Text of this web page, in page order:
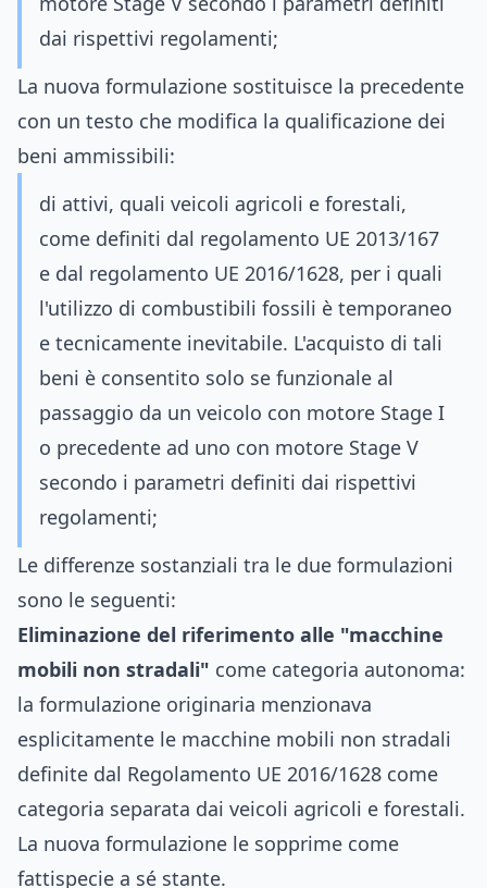
dai rispettivi regolamenti;
La nuova formulazione sostituisce la precedente
con un testo che modifica la qualificazione dei
beni ammissibili:
di attivi, quali veicoli agricoli e forestali,
come definiti dal regolamento UE 2013/167
e dal regolamento UE 2016/1628, per i quali
l'utilizzo di combustibili fossili è temporaneo
e tecnicamente inevitabile. L'acquisto di tali
beni è consentito solo se funzionale al
passaggio da un veicolo con motore Stage I
o precedente ad uno con motore Stage V
secondo i parametri definiti dai rispettivi
regolamenti;
Le differenze sostanziali tra le due formulazioni
sono le seguenti:
Eliminazione del riferimento alle "macchine
mobili non stradali" come categoria autonoma:
la formulazione originaria menzionava
esplicitamente le macchine mobili non stradali
definite dal Regolamento UE 2016/1628 come
categoria separata dai veicoli agricoli e forestali.
La nuova formulazione le sopprime come
fattispecie a sé stante.